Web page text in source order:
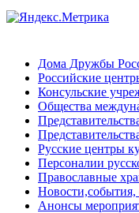
Дома Дружбы
Российские
Консульские
Общества
Русские центры
Персоналии
Православные
Новости,события,
Анонсы